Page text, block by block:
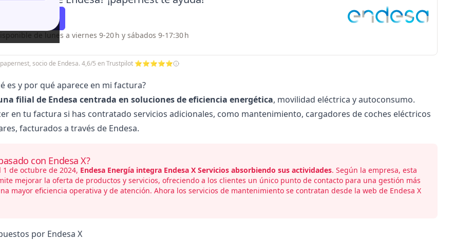
de lunes a viernes 9-20 h y sábados 9-17:30 h
socio de Endesa. 4,6/5 en Trustpilot ⭐⭐⭐⭐⭐
es y por qué aparece en mi factura?
filial de Endesa centrada en soluciones de eficiencia energética, movilidad eléctrica y autoconsumo.
en tu factura si has contratado servicios adicionales, como mantenimiento, cargadores de coches eléctricos
facturados a través de Endesa.
con Endesa X?
de octubre de 2024, Endesa Energíaintegra Endesa X Servicios absorbiendo sus actividades. Según la empresa, esta
mejorar la oferta de productos y servicios, ofreciendo a los clientes un único punto de contacto para una gestión más
mayor eficiencia operativa y de atención. Ahora los servicios de mantenimiento se contratan desde la web de Endesa X
por Endesa X